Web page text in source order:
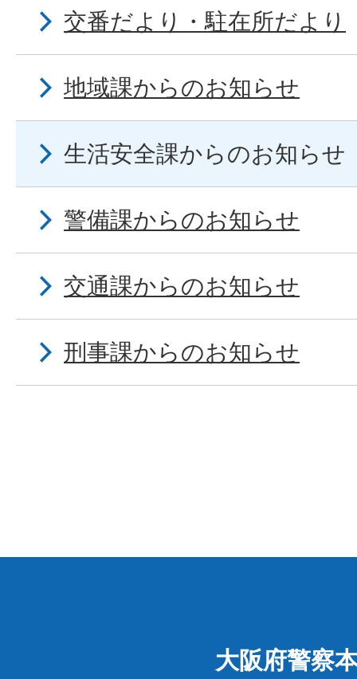
交番だより・駐在所だより
地域課からのお知らせ
生活安全課からのお知らせ
警備課からのお知らせ
交通課からのお知らせ
刑事課からのお知らせ
大阪府警察